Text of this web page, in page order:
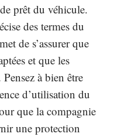
prêt du véhicule.
des termes du
de s’assurer que
et que les
à bien être
d’utilisation du
que la compagnie
une protection